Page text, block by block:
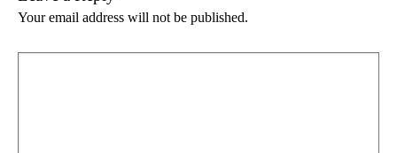
Your email address will not be published.